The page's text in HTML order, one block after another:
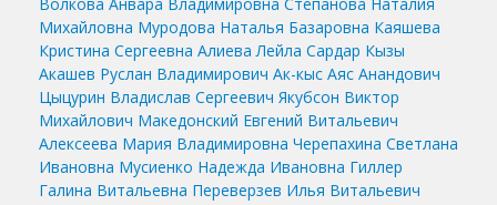
Михайловна Муродова Наталья Базаровна Каяшева
Кристина Сергеевна Алиева Лейла Сардар Кызы
Акашев Руслан Владимирович Ак-кыс Аяс Анандович
Цыцурин Владислав Сергеевич Якубсон Виктор
Михайлович Македонский Евгений Витальевич
Алексеева Мария Владимировна Черепахина Светлана
Ивановна Мусиенко Надежда Ивановна Гиллер
Галина Витальевна Переверзев Илья Витальевич